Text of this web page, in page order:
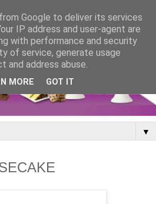
▼
Google to deliver its services
IP address and user-agent are
with performance and security
of service, generate usage
address abuse.
MORE GOT IT